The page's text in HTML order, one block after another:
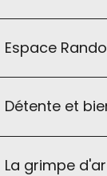
Espace
Détente et
La grimpe